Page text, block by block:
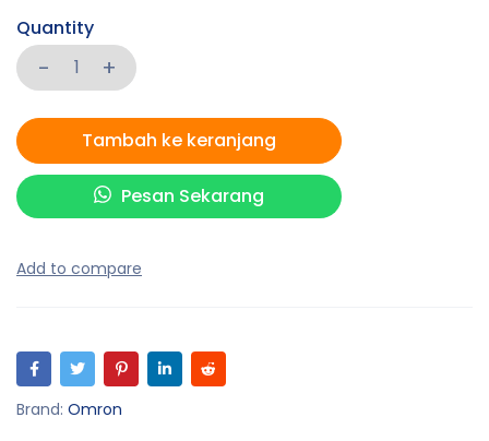
Quantity
Tambah ke keranjang
Pesan Sekarang
Brand: Omron